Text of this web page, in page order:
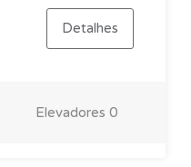
Detalhes
Elevadores 0